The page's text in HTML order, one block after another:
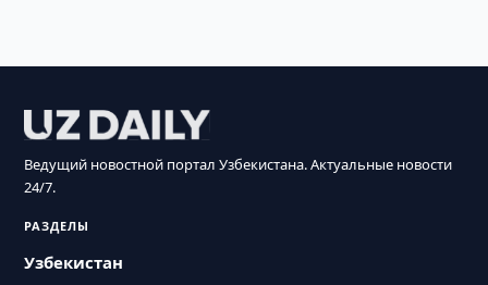
Ведущий новостной портал Узбекистана. Актуальные новости
24/7.
РАЗДЕЛЫ
Узбекистан